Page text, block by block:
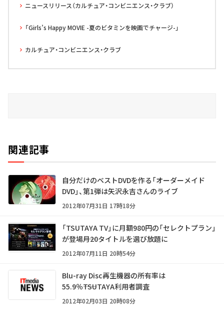
ニュースリリース（カルチュア・コンビニエンス・クラブ）
「Girls’s Happy MOVIE -夏のビタミンを映画でチャージ-」
カルチュア・コンビニエンス・クラブ
関連記事
自分だけのベストDVDを作る「オーダーメイド
DVD」、第1弾は矢沢永吉さんのライブ
2012年07月31日 17時18分
「TSUTAYA TV」に月額980円の「セレクトプラン」
が登場――月20タイトルを選び放題に
2012年07月11日 20時54分
Blu-ray Disc再生機器の所有率は
55.9％――TSUTAYA利用者調査
2012年02月03日 20時08分